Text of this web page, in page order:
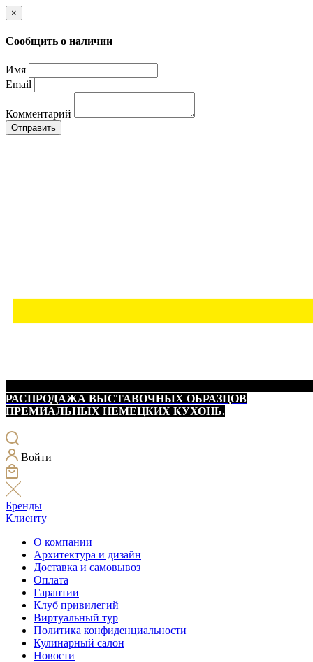
×
Сообщить о наличии
Имя
Email
Комментарий
Отправить
РАСПРОДАЖА ВЫСТАВОЧНЫХ ОБРАЗЦОВ
ПРЕМИАЛЬНЫХ НЕМЕЦКИХ КУХОНЬ.
Войти
Бренды
Клиенту
О компании
Архитектура и дизайн
Доставка и самовывоз
Оплата
Гарантии
Клуб привилегий
Виртуальный тур
Политика конфиденциальности
Кулинарный салон
Новости